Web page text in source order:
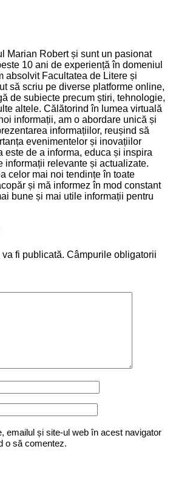
Marian Robert și sunt un pasionat
10 ani de experiență în domeniul
absolvit Facultatea de Litere și
să scriu pe diverse platforme online,
de subiecte precum știri, tehnologie,
altele. Călătorind în lumea virtuală
informații, am o abordare unică și
informațiilor, reușind să
evenimentelor și inovațiilor
este de a informa, educa și inspira
informații relevante și actualizate.
celor mai noi tendințe în toate
și mă informez în mod constant
bune și mai utile informații pentru
fi publicată. Câmpurile obligatorii
emailul și site-ul web în acest navigator
o să comentez.